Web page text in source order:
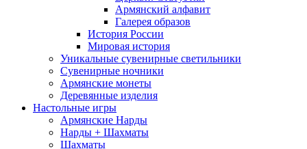
Армянский алфавит
Галерея образов
История России
Мировая история
Уникальные сувенирные светильники
Сувенирные ночники
Армянские монеты
Деревянные изделия
Настольные игры
Армянские Нарды
Нарды + Шахматы
Шахматы